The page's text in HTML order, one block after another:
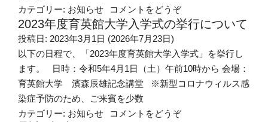
カテゴリー: お知らせ コメントをどうぞ(2022年度育英館大
2023年度育英館大学入学式の挙行について
投稿日: 2023年3月1日 (2026年7月23日)
以下の日程で、「2023年度育英館大学入学式」を挙行し
ます。 日時：令和5年4月1日（土）午前10時から 会場：
育英館大学 濱森辰雄記念講堂 ※新型コロナウィルス感
染症予防のため、ご来賓を少数
カテゴリー: お知らせ コメントをどうぞ(2023年度育英館大